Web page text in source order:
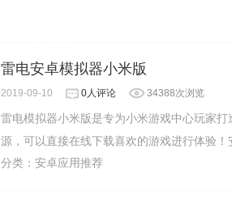
雷电安卓模拟器小米版
2019-09-10 0人评论 34388次浏览
雷电模拟器小米版是专为小米游戏中心玩家
源，可以直接在线下载喜欢的游戏进行体验！
分类： 安卓应用推荐